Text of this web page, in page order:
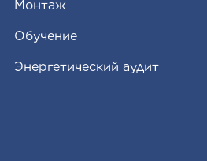
Монтаж
Обучение
Энергетический аудит